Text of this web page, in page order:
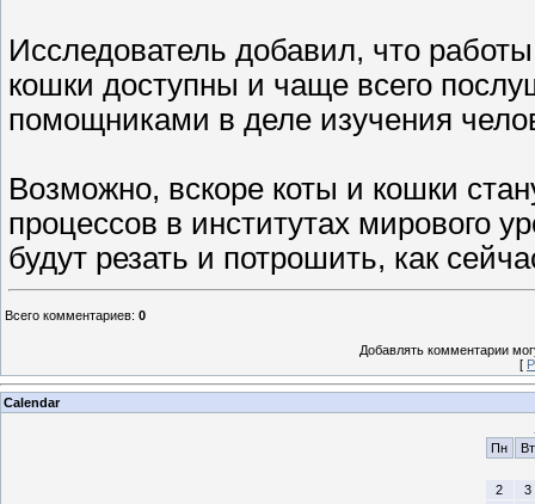
Исследователь добавил, что
кошки доступны и чаще всего
помощниками в деле изучения
Возможно, вскоре коты и кошки
процессов в институтах мирового
будут резать и потрошить, как
Всего комментариев: 0
Добавлять комментарии
[
Calendar
Пн
Вт
2
3